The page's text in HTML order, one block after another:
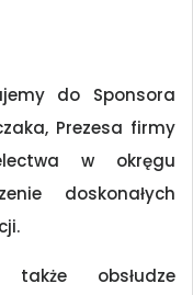
do Sponsora
Prezesa firmy
w okręgu
doskonałych
obsłudze